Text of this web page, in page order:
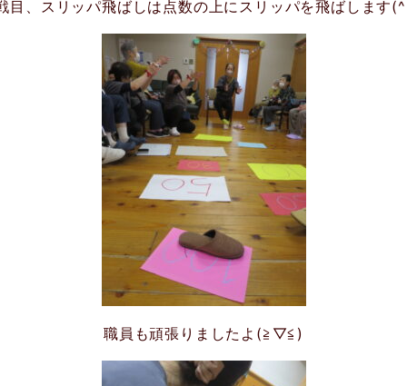
目、スリッパ飛ばしは点数の上にスリッパを飛ばします
職員も頑張りましたよ(≧▽≦)